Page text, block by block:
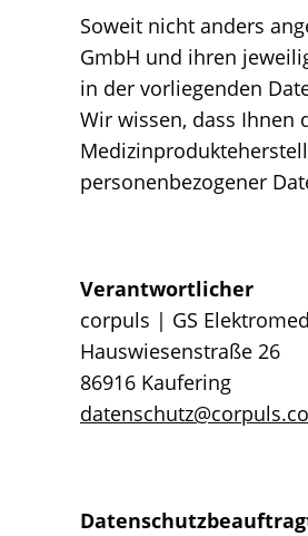
Soweit nicht anders
GmbH und ihren
in der vorliegenden
Wir wissen, dass Ihnen
personenbezogener
Verantwortlicher
corpuls | GS
Hauswiesenstraße 26
86916 Kaufering